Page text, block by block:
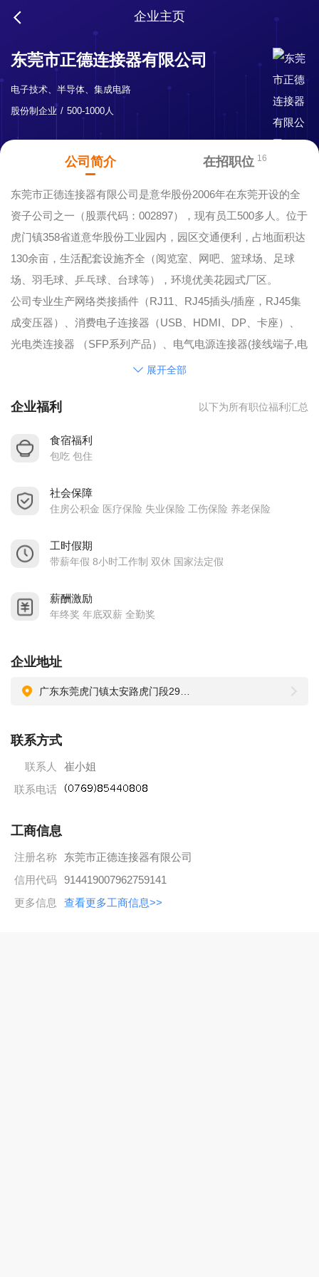
企业主页
东莞市正德连接器有限公司
电子技术、半导体、集成电路
股份制企业
500-1000人
公司简介 在招职位 16
东莞市正德连接器有限公司是意华股份2006年在东莞开设的全
资子公司之一（股票代码：002897），现有员工500多人。位于
虎门镇358省道意华股份工业园内，园区交通便利，占地面积达
130余亩，生活配套设施齐全（阅览室、网吧、篮球场、足球
场、羽毛球、乒乓球、台球等），环境优美花园式厂区。
公司专业生产网络类接插件（RJ11、RJ45插头/插座，RJ45集
成变压器）、消费电子连接器（USB、HDMI、DP、卡座）、
光电类连接器 （SFP系列产品）、电气电源连接器(接线端子,电
源插座)、消费性电子连接线束、工业及汽车电子连接线束等配
经过二十多年的不懈努力，公司已发展成国内最具实力的通讯
康、伟创力、和硕、亚旭、TCL等著名企业建立了长期的合作伙
目前公司在温州、东莞、苏州设有工厂，并在北京、上海、深
圳、武汉、成都、台湾、韩国、美国设有办事处。
员工福利待遇：
2. 有薪假期：按劳动法享受婚丧假、产假及陪产假、年休假
业、工伤、生育保险）。
4. 公司培训机制完善，有设置岗前培训帮助新员工快速适应新
5. 公司设有夫妻房，停车位充足，宿舍热水、空调配备。
乘车路线：各地乘往虎门北栅方向的车，在虎门树田路口下
车，即到我司大门。
展开全部
企业福利 以下为所有职位福利汇总
食宿福利
包吃 包住
社会保障
住房公积金 医疗保险 失业保险 工伤保险 养老保险
工时假期
带薪年假 8小时工作制 双休 国家法定假
薪酬激励
年终奖 年底双薪 全勤奖
企业地址
联系方式
联系人
崔小姐
联系电话
工商信息
注册名称
东莞市正德连接器有限公司
信用代码 914419007962759141
更多信息
查看更多工商信息>>